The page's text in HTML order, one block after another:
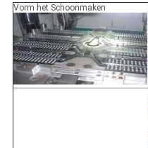
Vorm het Schoonmaken